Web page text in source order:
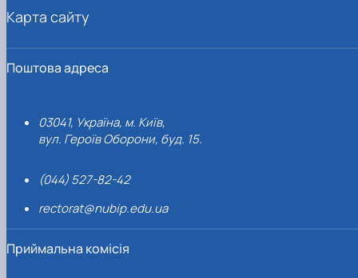
Поштова адреса
03041, Україна, м. Київ,
вул. Героїв Оборони, буд. 15.
(044) 527-82-42
rectorat@nubip.edu.ua
Приймальна комісія
Карта сайту